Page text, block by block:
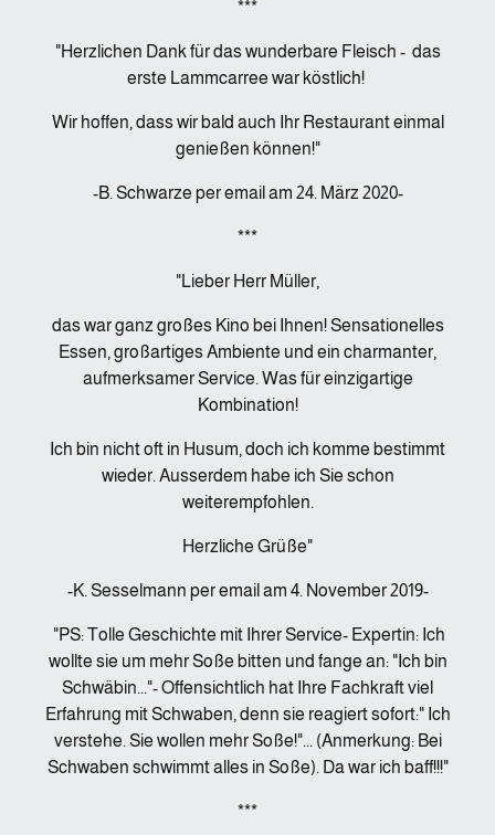
***
"Herzlichen Dank für das wunderbare Fleisch - das
erste Lammcarree war köstlich!
Wir hoffen, dass wir bald auch Ihr Restaurant einmal
genießen können!"
-B. Schwarze per email am 24. März 2020-
***
"Lieber Herr Müller,
das war ganz großes Kino bei Ihnen! Sensationelles
Essen, großartiges Ambiente und ein charmanter,
aufmerksamer Service. Was für einzigartige
Kombination!
Ich bin nicht oft in Husum, doch ich komme bestimmt
wieder. Ausserdem habe ich Sie schon
weiterempfohlen.
Herzliche Grüße"
-K. Sesselmann per email am 4. November 2019-
"PS: Tolle Geschichte mit Ihrer Service- Expertin: Ich
wollte sie um mehr Soße bitten und fange an: "Ich bin
Schwäbin..."- Offensichtlich hat Ihre Fachkraft viel
Erfahrung mit Schwaben, denn sie reagiert sofort:" Ich
verstehe. Sie wollen mehr Soße!"... (Anmerkung: Bei
Schwaben schwimmt alles in Soße). Da war ich baff!!!"
***